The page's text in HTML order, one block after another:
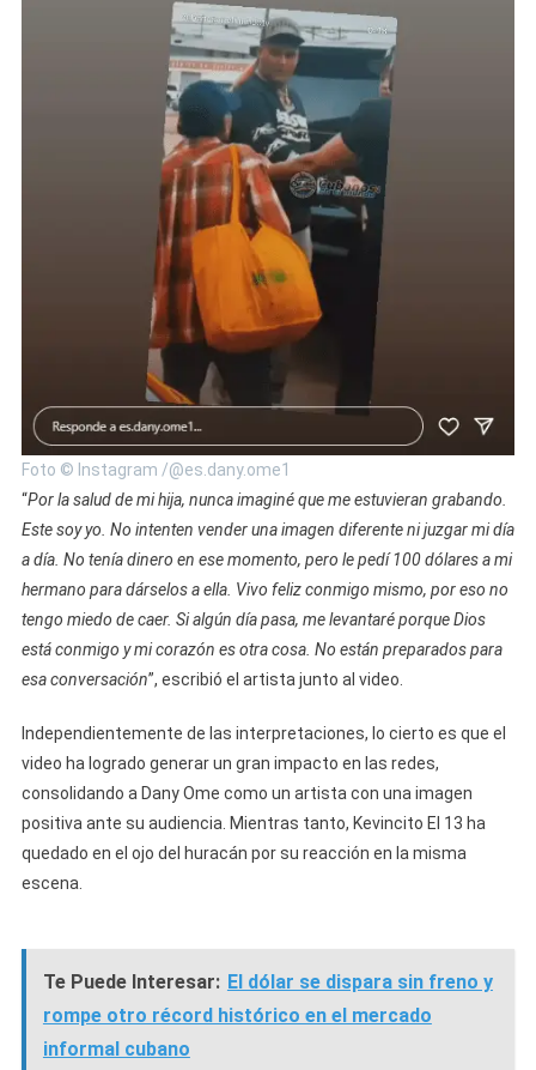
Foto © Instagram /@es.dany.ome1
“Por la salud de mi hija, nunca imaginé que me estuvieran grabando.
Este soy yo. No intenten vender una imagen diferente ni juzgar mi día
a día. No tenía dinero en ese momento, pero le pedí 100 dólares a mi
hermano para dárselos a ella. Vivo feliz conmigo mismo, por eso no
tengo miedo de caer. Si algún día pasa, me levantaré porque Dios
está conmigo y mi corazón es otra cosa. No están preparados para
esa conversación”, escribió el artista junto al video.
Independientemente de las interpretaciones, lo cierto es que el
video ha logrado generar un gran impacto en las redes,
consolidando a Dany Ome como un artista con una imagen
positiva ante su audiencia. Mientras tanto, Kevincito El 13 ha
quedado en el ojo del huracán por su reacción en la misma
escena.
Te Puede Interesar: El dólar se dispara sin freno y
rompe otro récord histórico en el mercado
informal cubano